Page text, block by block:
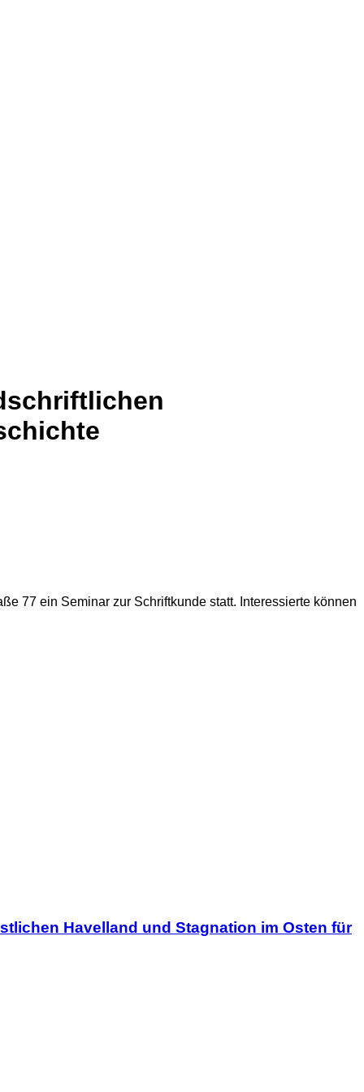
77 ein Seminar zur Schriftkunde statt. Interessierte können
Havelland und Stagnation im Osten für